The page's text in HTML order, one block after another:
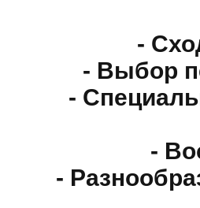
-
- Выбор
-
-
-